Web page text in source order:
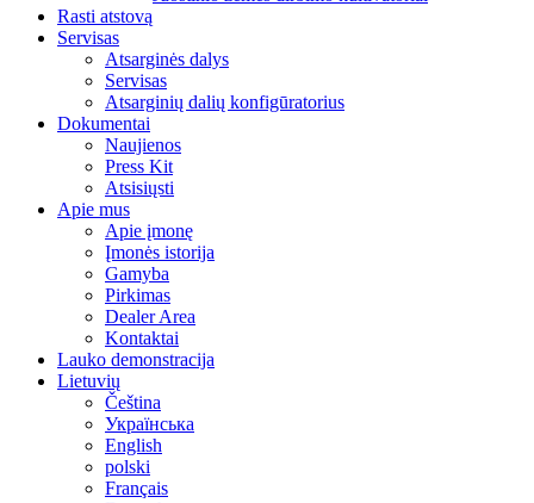
Rasti atstovą
Servisas
Atsarginės dalys
Servisas
Atsarginių dalių konfigūratorius
Dokumentai
Naujienos
Press Kit
Atsisiųsti
Apie mus
Apie įmonę
Įmonės istorija
Gamyba
Pirkimas
Dealer Area
Kontaktai
Lauko demonstracija
Lietuvių
Čeština
Українська
English
polski
Français